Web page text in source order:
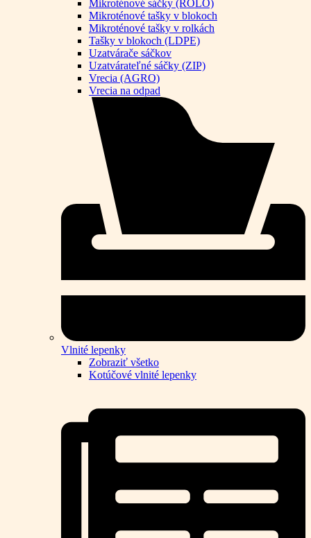
Mikroténové sáčky (ROLO)
Mikroténové tašky v blokoch
Mikroténové tašky v rolkách
Tašky v blokoch (LDPE)
Uzatvárače sáčkov
Uzatvárateľné sáčky (ZIP)
Vrecia (AGRO)
Vrecia na odpad
Vlnité lepenky
Zobraziť všetko
Kotúčové vlnité lepenky